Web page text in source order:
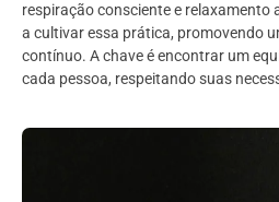
respiração consciente e relaxamento
a cultivar essa prática, promovendo
contínuo. A chave é encontrar um
cada pessoa, respeitando suas